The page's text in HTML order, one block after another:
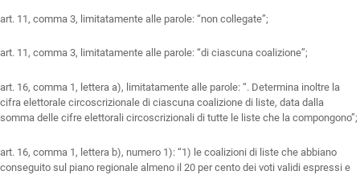
art. 11, comma 3, limitatamente alle parole: “non collegate”;
art. 11, comma 3, limitatamente alle parole: “di ciascuna coalizione”;
art. 16, comma 1, lettera a), limitatamente alle parole: “. Determina inoltre la
cifra elettorale circoscrizionale di ciascuna coalizione di liste, data dalla
somma delle cifre elettorali circoscrizionali di tutte le liste che la compongono”;
art. 16, comma 1, lettera b), numero 1): “1) le coalizioni di liste che abbiano
conseguito sul piano regionale almeno il 20 per cento dei voti validi espressi e